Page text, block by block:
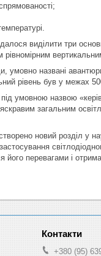
виділити три
рівномірним
умовно названі
рівень був у межах
умовною назвою
загальним
новий розділ у
його перевагами і
+380 (95)